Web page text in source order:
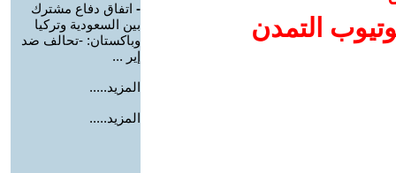
التمدن
- اتفاق دفاع مشترك
بين السعودية وتركيا
وباكستان: -تحالف ضد
إير ...
المزيد.....
المزيد.....